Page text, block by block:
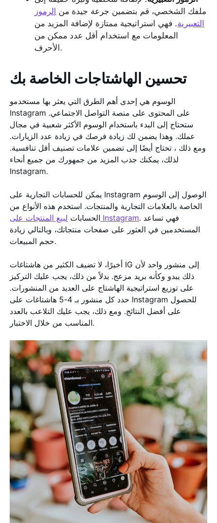
ملفك الشخصي، قم بتضمين جرعة جيدة من الرموز
التعبيرية. فهي استراتيجية ممتازة لإضافة المزيد من
المعلومات مع استخدام أقل عدد ممكن من
الأحرف.
تحسين الهاشتاجات الخاصة بك
الوسوم هي إحدى أهم الطرق التي يعثر بها مستخدمو
Instagram على المحتوى على منصة التواصل الاجتماعي.
ستحتاج إلى البدء باستخدام الوسوم الأكثر شعبية في مجال
عملك. وهذا يضمن لك زيادة فرصك في زيادة عدد الزيارات.
ومع ذلك ، تحتاج أيضًا إلى تضمين علامات تصنيف أقل تنافسية.
لذلك، يمكنك جذب المزيد من جمهورك من جميع أنحاء
Instagram.
يمكن للحسابات التجارية على Instagram الوصول إلى الوسوم
الخاصة بالعلامات التجارية والمنتجات. استخدم هذه الأنواع من
الحسابات لبيع المنتجات على Instagram. فهي تساعد
المستخدمين في العثور على صفحات منتجاتك، وبالتالي زيادة
حجم المبيعات.
أخيرًا، لا تضيف الكثير من هاشتاغات IG إلى منشور واحد لأن
ذلك يبدو وكأنه بريد مزعج. بدلاً من ذلك، يجب عليك التركيز
على توزيع استراتيجية الهاشتاج على العديد من المنشورات.
حدد كل منشور بـ 4-5 هاشتاغات على Instagram للحصول
على أفضل النتائج. ومع ذلك، يجب عليك التلاعب بالعدد
المناسب من خلال الاختبار.